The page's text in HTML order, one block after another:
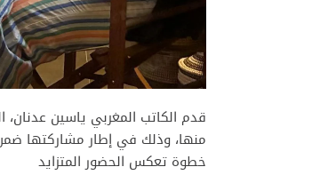
قدم الكاتب المغربي ياسين عدنان،
منها، وذلك في إطار مشاركتها ضمن
خطوة تعكس الحضور المتزايد